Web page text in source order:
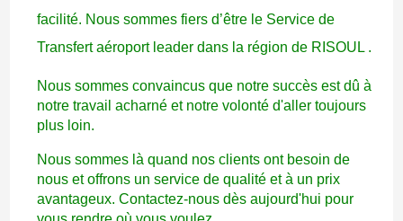
facilité. Nous sommes fiers d’être le Service de
Transfert aéroport leader dans la région de RISOUL .
Nous sommes convaincus que notre succès est dû à
notre travail acharné et notre volonté d'aller toujours
plus loin.
Nous sommes là quand nos clients ont besoin de
nous et offrons un service de qualité et à un prix
avantageux. Contactez-nous dès aujourd'hui pour